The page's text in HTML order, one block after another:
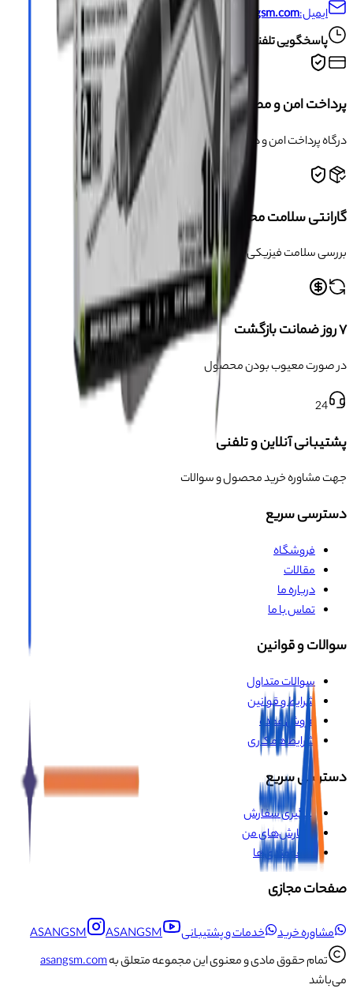
ایمیل:info@asangsm.com
پاسخگویی تلفنی از شنبه تا پنجشنبه ساعت ۱۰ الی ۱۹
پرداخت امن و مطمئن
درگاه پرداخت امن و دارای مجوز اینماد
گارانتی سلامت محصول
بررسی سلامت فیزیکی کالا قبل از ارسال
۷ روز ضمانت بازگشت
در صورت معیوب بودن محصول
24
پشتیبانی آنلاین و تلفنی
جهت مشاوره خرید محصول و سوالات
دسترسی سریع
فروشگاه
مقالات
درباره ما
تماس با ما
سوالات و قوانین
سوالات متداول
شرایط و قوانین
فروش عمده
شرایط همکاری
دسترسی سریع
پیگیری سفارش
سفارش‌های من
علاقه‌مندی‌ها
صفحات مجازی
مشاوره خرید خدمات و پشتیبانی ASANGSM
ASANGSM
تمام حقوق مادی و معنوی این مجموعه متعلق بهasangsm.com
می‌باشد